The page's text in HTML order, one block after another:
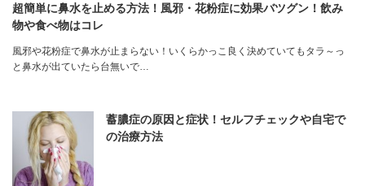
超簡単に鼻水を止める方法！風邪・花粉症に効果バツグン！飲み
物や食べ物はコレ
風邪や花粉症で鼻水が止まらない！いくらかっこ良く決めていてもタラ～っ
と鼻水が出ていたら台無いで…
蓄膿症の原因と症状！セルフチェックや自宅で
の治療方法